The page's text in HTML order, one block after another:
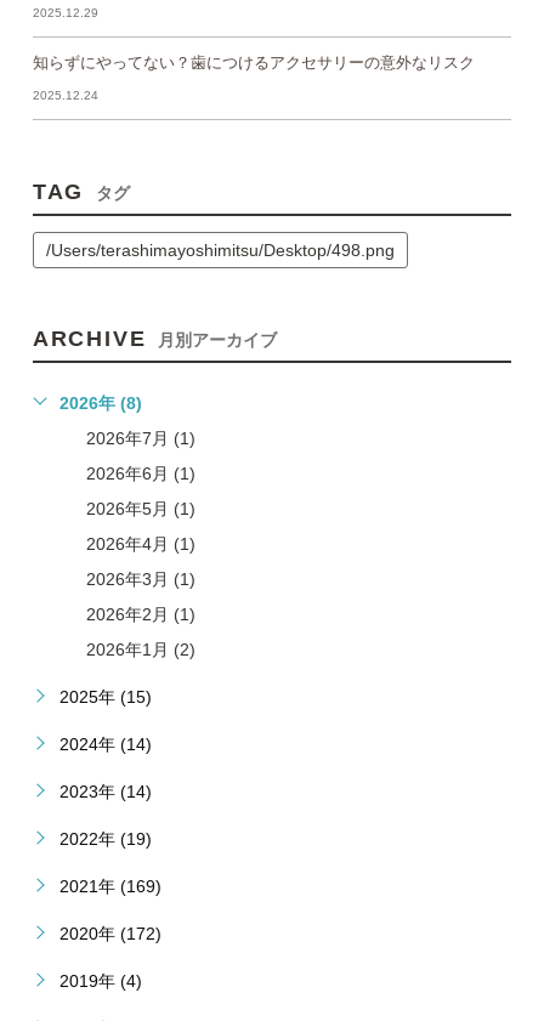
2025.12.29
知らずにやってない？歯につけるアクセサリーの意外なリスク
2025.12.24
TAG タグ
/Users/terashimayoshimitsu/Desktop/498.png
ARCHIVE 月別アーカイブ
2026年 (8)
2026年7月 (1)
2026年6月 (1)
2026年5月 (1)
2026年4月 (1)
2026年3月 (1)
2026年2月 (1)
2026年1月 (2)
2025年 (15)
2024年 (14)
2023年 (14)
2022年 (19)
2021年 (169)
2020年 (172)
2019年 (4)